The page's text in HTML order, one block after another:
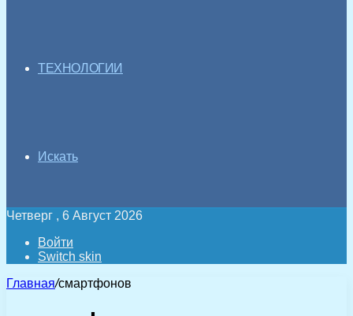
ТЕХНОЛОГИИ
Искать
Четверг , 6 Август 2026
Войти
Switch skin
Главная/смартфонов